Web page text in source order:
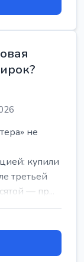
не
купили
третьей
— пр...